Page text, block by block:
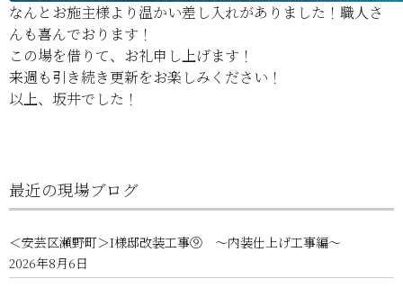
なんとお施主様より温かい差し入れがありました！職人さ
んも喜んでおります！
この場を借りて、お礼申し上げます！
来週も引き続き更新をお楽しみください！
以上、坂井でした！
最近の現場ブログ
＜安芸区瀬野町＞I様邸改装工事⑨ ～内装仕上げ工事編～
2026年8月6日